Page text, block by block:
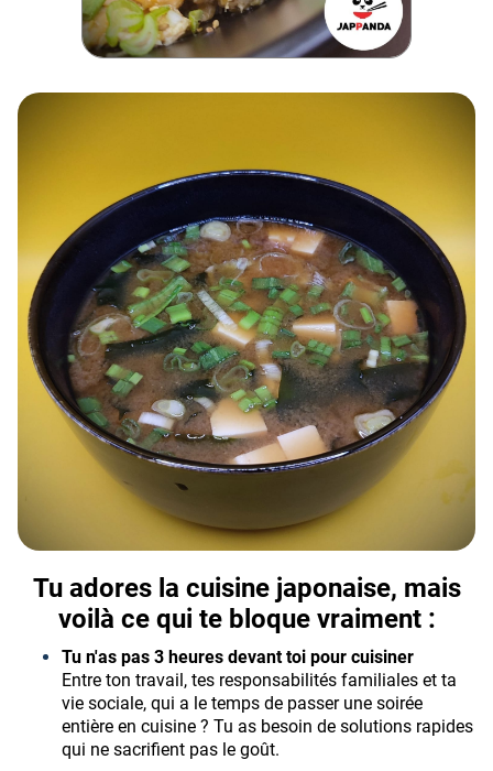
Tu adores la cuisine japonaise, mais
voilà ce qui te bloque vraiment :
Tu n'as pas 3 heures devant toi pour cuisiner
Entre ton travail, tes responsabilités familiales et ta
vie sociale, qui a le temps de passer une soirée
entière en cuisine ? Tu as besoin de solutions rapides
qui ne sacrifient pas le goût.